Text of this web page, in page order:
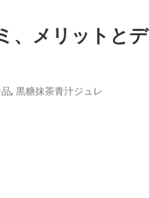
、メリットとデ
, 黒糖抹茶青汁ジュレ